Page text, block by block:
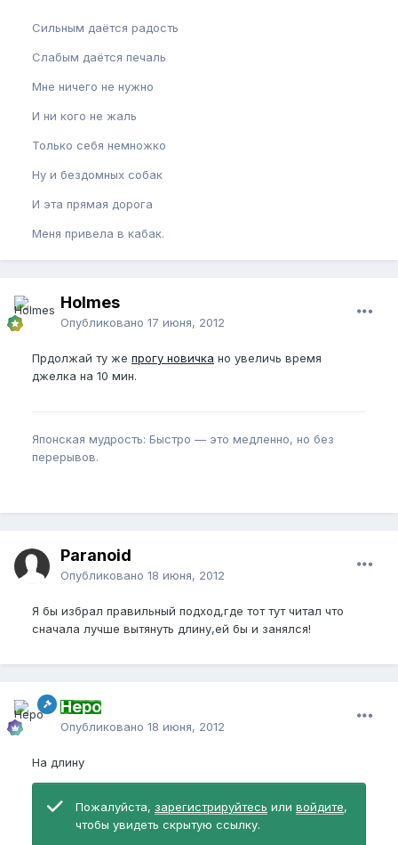
Сильным даётся радость
Слабым даётся печаль
Мне ничего не нужно
И ни кого не жаль
Только себя немножко
Ну и бездомных собак
И эта прямая дорога
Меня привела в кабак.
Holmes
Опубликовано 17 июня, 2012
Прдолжай ту же прогу новичка но увеличь время
джелка на 10 мин.
Японская мудрость: Быстро — это медленно, но без
перерывов.
Paranoid
Опубликовано 18 июня, 2012
Я бы избрал правильный подход,где тот тут читал что
сначала лучше вытянуть длину,ей бы и занялся!
Неро
Опубликовано 18 июня, 2012
На длину
Пожалуйста, зарегистрируйтесь или войдите,
чтобы увидеть скрытую ссылку.